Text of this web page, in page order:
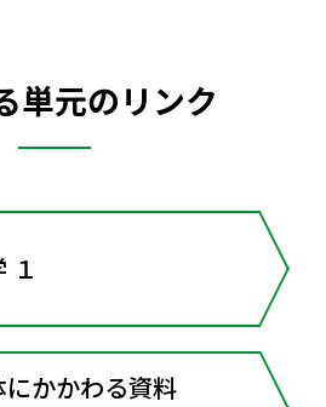
単元のリンク
１
かかわる資料